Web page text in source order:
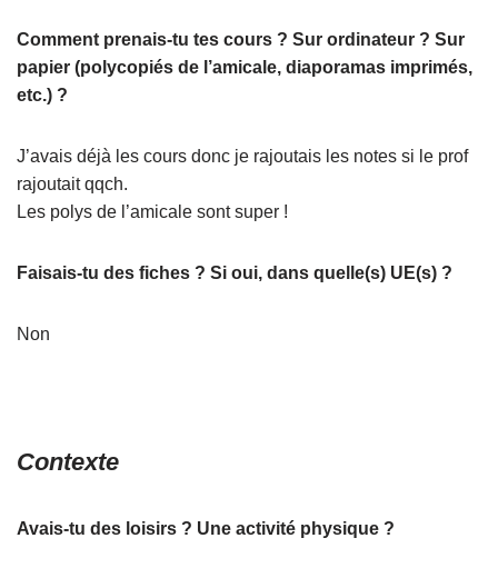
Comment prenais-tu tes cours ? Sur ordinateur ? Sur
papier (polycopiés de l’amicale, diaporamas imprimés,
etc.) ?
J’avais déjà les cours donc je rajoutais les notes si le prof
rajoutait qqch.
Les polys de l’amicale sont super !
Faisais-tu des fiches ? Si oui, dans quelle(s) UE(s) ?
Non
Contexte
Avais-tu des loisirs ? Une activité physique ?